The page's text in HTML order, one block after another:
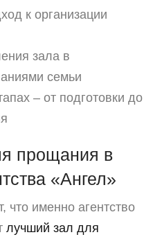
к организации
зала в
семьи
– от подготовки до
прощания в
«Ангел»
что именно агентство
лучший зал для